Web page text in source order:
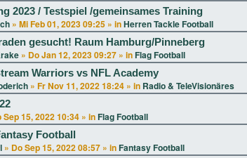
2023 / Testspiel /gemeinsames Training
» Mi Feb 01, 2023 09:25 » inHerren Tackle Football
gesucht! Raum Hamburg/Pinneberg
» Do Jan 12, 2023 09:27 » in Flag Football
Warriors vs NFL Academy
» Fr Nov 11, 2022 18:24 » in Radio & TeleVisionäres
Sep 15, 2022 10:34 » in Flag Football
Football
» Do Sep 15, 2022 08:57 » in Fantasy Football